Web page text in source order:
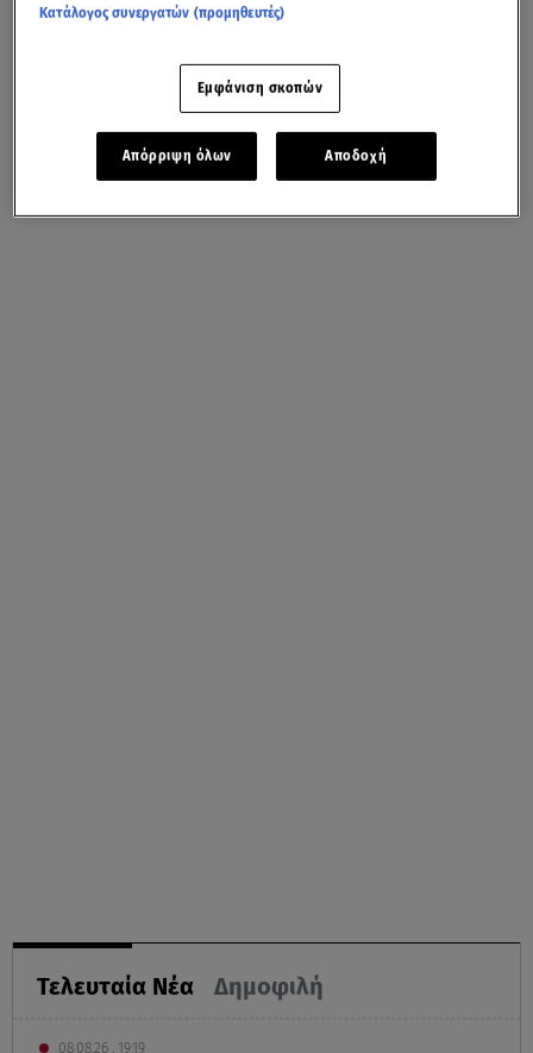
Τελευταία Νέα Δημοφιλή
08.08.26 , 19:19
Κατάλογος συνεργατών (προμηθευτές)
Εμφάνιση σκοπών
Απόρριψη όλων Αποδοχή